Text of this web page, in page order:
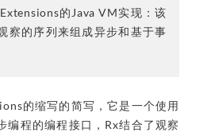
的Java VM实现：该
察的序列来组成异步和基于事
的缩写的简写，它是一个使用
编程的编程接口，Rx结合了观察